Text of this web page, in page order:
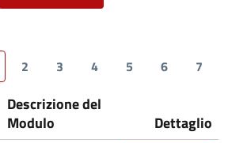
2 3 4 5 6 7
Descrizione del
Modulo
Dettaglio